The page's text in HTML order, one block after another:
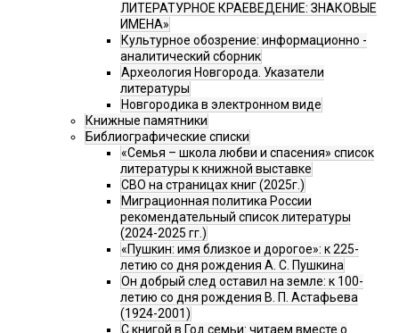
ЛИТЕРАТУРНОЕ КРАЕВЕДЕНИЕ: ЗНАКОВЫЕ
ИМЕНА»
Культурное обозрение: информационно -
аналитический сборник
Археология Новгорода. Указатели
литературы
Новгородика в электронном виде
Книжные памятники
Библиографические списки
«Семья – школа любви и спасения» список
литературы к книжной выставке
СВО на страницах книг (2025г.)
Миграционная политика России
рекомендательный список литературы
(2024-2025 гг.)
«Пушкин: имя близкое и дорогое»: к 225-
летию со дня рождения А. С. Пушкина
Он добрый след оставил на земле: к 100-
летию со дня рождения В. П. Астафьева
(1924-2001)
С книгой в Год семьи: читаем вместе о